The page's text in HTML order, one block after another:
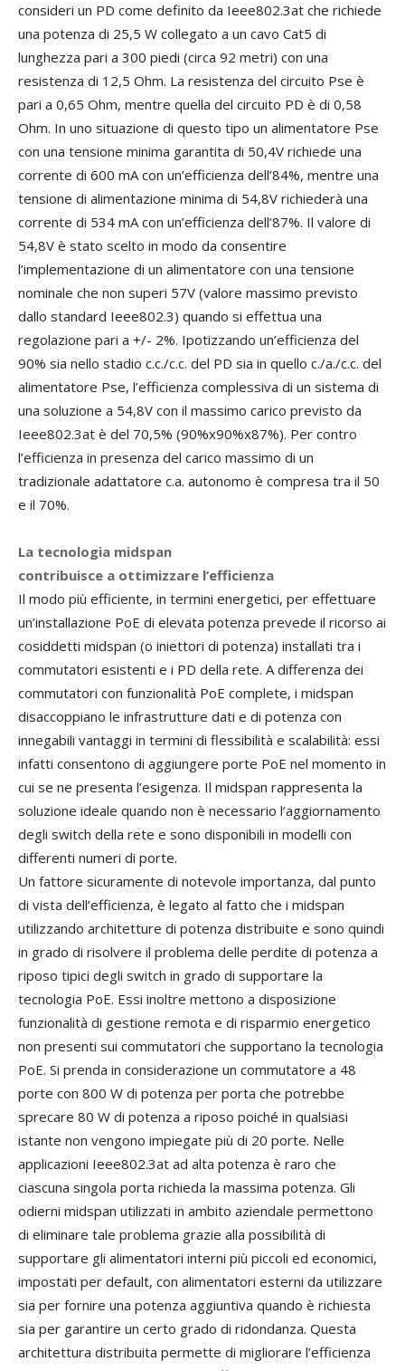
consideri un PD come definito da Ieee802.3at che richiede
una potenza di 25,5 W collegato a un cavo Cat5 di
lunghezza pari a 300 piedi (circa 92 metri) con una
resistenza di 12,5 Ohm. La resistenza del circuito Pse è
pari a 0,65 Ohm, mentre quella del circuito PD è di 0,58
Ohm. In uno situazione di questo tipo un alimentatore Pse
con una tensione minima garantita di 50,4V richiede una
corrente di 600 mA con un’efficienza dell’84%, mentre una
tensione di alimentazione minima di 54,8V richiederà una
corrente di 534 mA con un’efficienza dell’87%. Il valore di
54,8V è stato scelto in modo da consentire
l’implementazione di un alimentatore con una tensione
nominale che non superi 57V (valore massimo previsto
dallo standard Ieee802.3) quando si effettua una
regolazione pari a +/- 2%. Ipotizzando un’efficienza del
90% sia nello stadio c.c./c.c. del PD sia in quello c./a./c.c. del
alimentatore Pse, l’efficienza complessiva di un sistema di
una soluzione a 54,8V con il massimo carico previsto da
Ieee802.3at è del 70,5% (90%x90%x87%). Per contro
l’efficienza in presenza del carico massimo di un
tradizionale adattatore c.a. autonomo è compresa tra il 50
e il 70%.
La tecnologia midspan
contribuisce a ottimizzare l’efficienza
Il modo più efficiente, in termini energetici, per effettuare
un’installazione PoE di elevata potenza prevede il ricorso ai
cosiddetti midspan (o iniettori di potenza) installati tra i
commutatori esistenti e i PD della rete. A differenza dei
commutatori con funzionalità PoE complete, i midspan
disaccoppiano le infrastrutture dati e di potenza con
innegabili vantaggi in termini di flessibilità e scalabilità: essi
infatti consentono di aggiungere porte PoE nel momento in
cui se ne presenta l’esigenza. Il midspan rappresenta la
soluzione ideale quando non è necessario l’aggiornamento
degli switch della rete e sono disponibili in modelli con
differenti numeri di porte.
Un fattore sicuramente di notevole importanza, dal punto
di vista dell’efficienza, è legato al fatto che i midspan
utilizzando architetture di potenza distribuite e sono quindi
in grado di risolvere il problema delle perdite di potenza a
riposo tipici degli switch in grado di supportare la
tecnologia PoE. Essi inoltre mettono a disposizione
funzionalità di gestione remota e di risparmio energetico
non presenti sui commutatori che supportano la tecnologia
PoE. Si prenda in considerazione un commutatore a 48
porte con 800 W di potenza per porta che potrebbe
sprecare 80 W di potenza a riposo poiché in qualsiasi
istante non vengono impiegate più di 20 porte. Nelle
applicazioni Ieee802.3at ad alta potenza è raro che
ciascuna singola porta richieda la massima potenza. Gli
odierni midspan utilizzati in ambito aziendale permettono
di eliminare tale problema grazie alla possibilità di
supportare gli alimentatori interni più piccoli ed economici,
impostati per default, con alimentatori esterni da utilizzare
sia per fornire una potenza aggiuntiva quando è richiesta
sia per garantire un certo grado di ridondanza. Questa
architettura distribuita permette di migliorare l’efficienza